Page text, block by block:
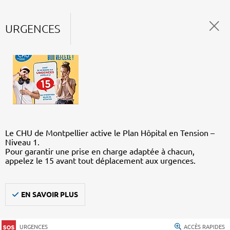
URGENCES
Le CHU de Montpellier active le Plan Hôpital en Tension –
Niveau 1.
Pour garantir une prise en charge adaptée à chacun,
appelez le 15 avant tout déplacement aux urgences.
EN SAVOIR PLUS
URGENCES ACCÈS RAPIDES